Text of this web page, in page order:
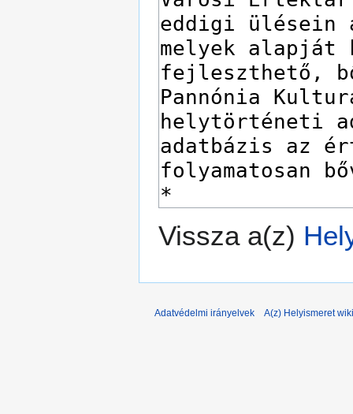
Vissza a(z)
Adatvédelmi irányelvek A(z) Helyismeret